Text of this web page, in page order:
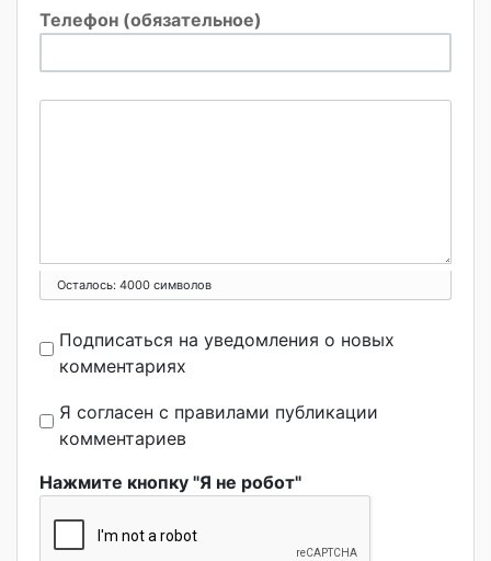
Телефон (обязательное)
Осталось: 4000 символов
Подписаться на уведомления о новых
комментариях
Я согласен с правилами публикации
комментариев
Нажмите кнопку "Я не робот"